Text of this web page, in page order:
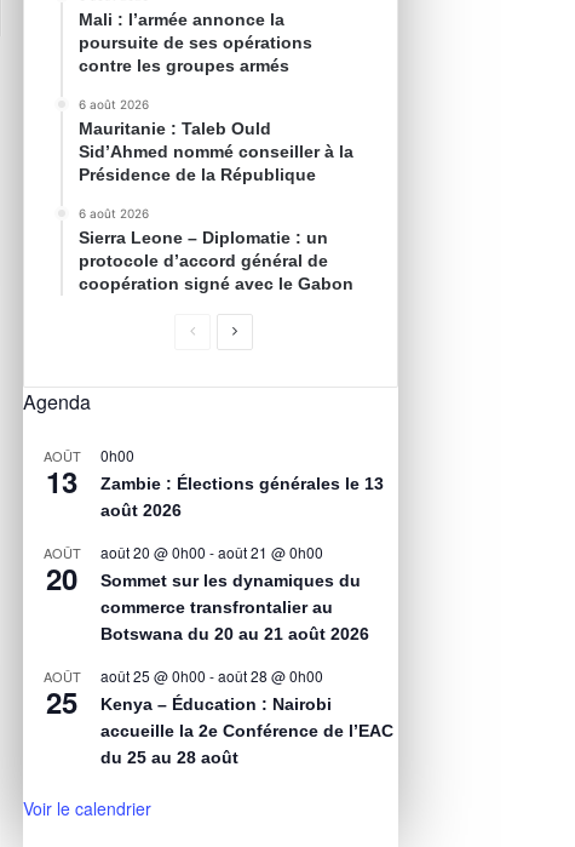
Mali : l’armée annonce la
poursuite de ses opérations
contre les groupes armés
6 août 2026
Mauritanie : Taleb Ould
Sid’Ahmed nommé conseiller à la
Présidence de la République
6 août 2026
Sierra Leone – Diplomatie : un
protocole d’accord général de
coopération signé avec le Gabon
Agenda
AOÛT
13
0h00
Zambie : Élections générales le 13
août 2026
AOÛT
20
août 20 @ 0h00 -août 21 @ 0h00
Sommet sur les dynamiques du
commerce transfrontalier au
Botswana du 20 au 21 août 2026
AOÛT
25
août 25 @ 0h00 -août 28 @ 0h00
Kenya – Éducation : Nairobi
accueille la 2e Conférence de l’EAC
du 25 au 28 août
Voir le calendrier